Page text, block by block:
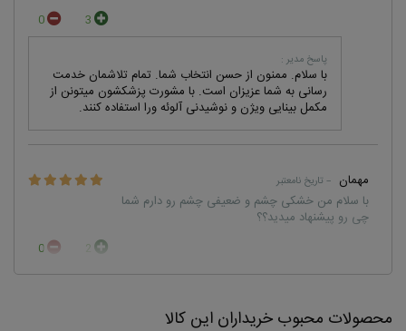
3
0
پاسخ مدیر :
با سلام. ممنون از حسن انتخاب شما. تمام تلاشمان خدمت
رسانی به شما عزیزان است. با مشورت پزشکشون میتونن از
مکمل بینایی ویژن و نوشیدنی آلوئه ورا استفاده کنند.
مهمان – تاریخ نامعتبر
با سلام من خشکی چشم و ضعیفی چشم رو دارم شما
چی رو پیشنهاد میدید؟؟
2
0
به ترتیب اولویت و در کنار هم به بهبود مشکلات چشم از
محصولات محبوب خریداران این کالا